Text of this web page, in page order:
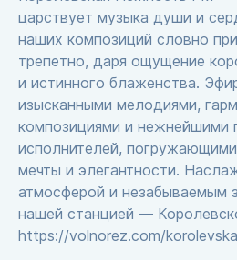
царствует музыка души и
наших композиций словно
трепетно, даря ощущение
и истинного блаженства.
изысканными мелодиями,
композициями и нежнейшими
исполнителей,
мечты и элегантности.
атмосферой и незабываемым
нашей станцией —
https://volnorez.com/